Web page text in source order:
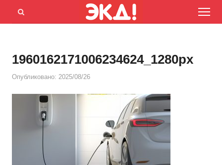
Menu
Открыть
1960162171006234624_1280px
Опубликовано: 2025/08/26